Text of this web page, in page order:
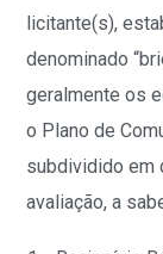
licitante(s),
denominado
geralmente os
o Plano de
subdividido em
avaliação, a